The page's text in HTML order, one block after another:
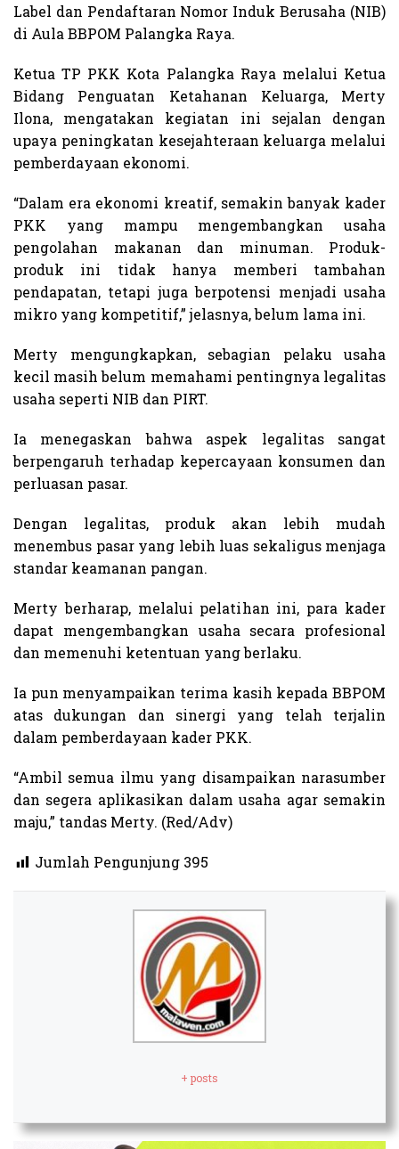
Label dan Pendaftaran Nomor Induk Berusaha (NIB)
di Aula BBPOM Palangka Raya.
Ketua TP PKK Kota Palangka Raya melalui Ketua
Bidang Penguatan Ketahanan Keluarga, Merty
Ilona, mengatakan kegiatan ini sejalan dengan
upaya peningkatan kesejahteraan keluarga melalui
pemberdayaan ekonomi.
“Dalam era ekonomi kreatif, semakin banyak kader
PKK yang mampu mengembangkan usaha
pengolahan makanan dan minuman. Produk-
produk ini tidak hanya memberi tambahan
pendapatan, tetapi juga berpotensi menjadi usaha
mikro yang kompetitif,” jelasnya, belum lama ini.
Merty mengungkapkan, sebagian pelaku usaha
kecil masih belum memahami pentingnya legalitas
usaha seperti NIB dan PIRT.
Ia menegaskan bahwa aspek legalitas sangat
berpengaruh terhadap kepercayaan konsumen dan
perluasan pasar.
Dengan legalitas, produk akan lebih mudah
menembus pasar yang lebih luas sekaligus menjaga
standar keamanan pangan.
Merty berharap, melalui pelatihan ini, para kader
dapat mengembangkan usaha secara profesional
dan memenuhi ketentuan yang berlaku.
Ia pun menyampaikan terima kasih kepada BBPOM
atas dukungan dan sinergi yang telah terjalin
dalam pemberdayaan kader PKK.
“Ambil semua ilmu yang disampaikan narasumber
dan segera aplikasikan dalam usaha agar semakin
maju,” tandas Merty. (Red/Adv)
Jumlah Pengunjung 395
+ posts